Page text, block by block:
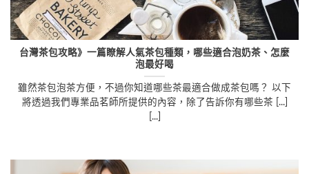
台灣茶包攻略》一篇瞭解人氣茶包種類，哪些適合泡奶茶、怎麼
泡最好喝
雖然茶包泡茶方便，不過你知道哪些茶最適合做成茶包嗎？ 以下
將透過我們專業品茗師所提供的內容，除了告訴你有哪些茶 [...]
[...]